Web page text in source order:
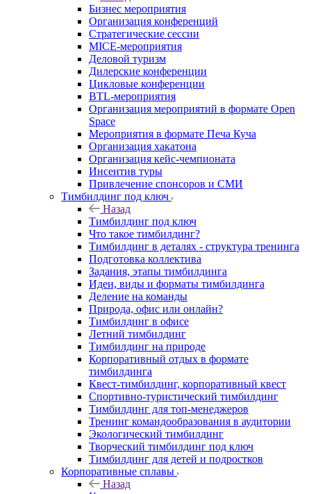
Бизнес мероприятия
Организация конференций
Стратегические сессии
MICE-мероприятия
Деловой туризм
Дилерские конференции
Цикловые конференции
BTL-мероприятия
Организация мероприятий в формате Open
Space
Мероприятия в формате Печа Куча
Организация хакатона
Организация кейс-чемпионата
Инсентив туры
Привлечение спонсоров и СМИ
Тимбилдинг под ключ
Назад
Тимбилдинг под ключ
Что такое тимбилдинг?
Тимбилдинг в деталях - структура тренинга
Подготовка коллектива
Задания, этапы тимбилдинга
Идеи, виды и форматы тимбилдинга
Деление на команды
Природа, офис или онлайн?
Тимбилдинг в офисе
Летний тимбилдинг
Тимбилдинг на природе
Корпоративный отдых в формате
тимбилдинга
Квест-тимбилдинг, корпоративный квест
Спортивно-туристический тимбилдинг
Тимбилдинг для топ-менеджеров
Тренинг командообразования в аудитории
Экологический тимбилдинг
Творческий тимбилдинг под ключ
Тимбилдинг для детей и подростков
Корпоративные сплавы
Назад